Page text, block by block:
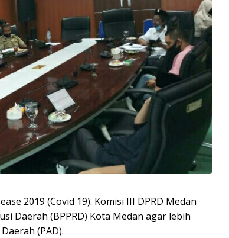
2019 (Covid 19). Komisi III DPRD Medan
Daerah (BPPRD) Kota Medan agar lebih
(PAD).